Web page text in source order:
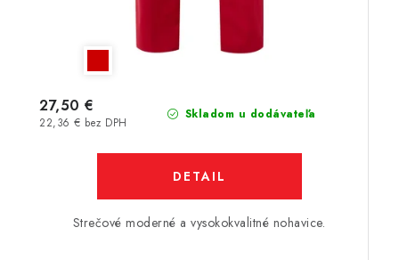
Skladom u dodávateľa
22,36 € bez DPH
27,50 €
DETAIL
Strečové moderné a vysokokvalitné nohavice.